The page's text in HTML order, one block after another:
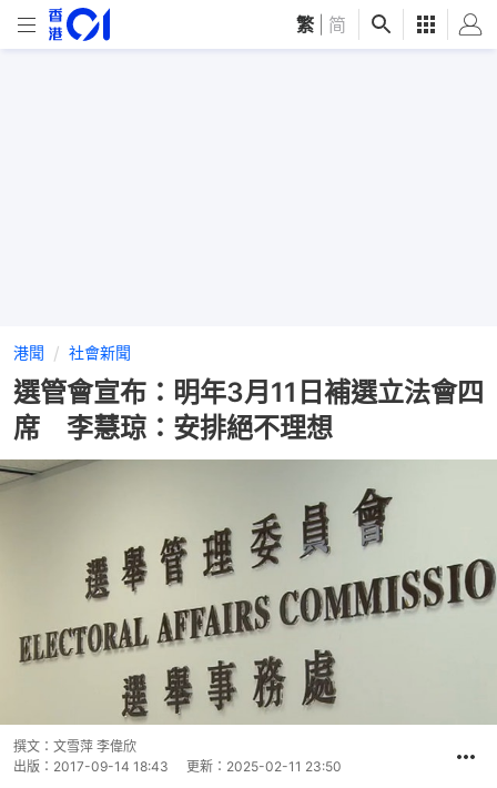
繁 简
港聞 社會新聞
選管會宣布：明年3月11日補選立法會四
席 李慧琼：安排絕不理想
撰文： 文雪萍 李偉欣
出版： 2017-09-14 18:43 更新： 2025-02-11 23:50